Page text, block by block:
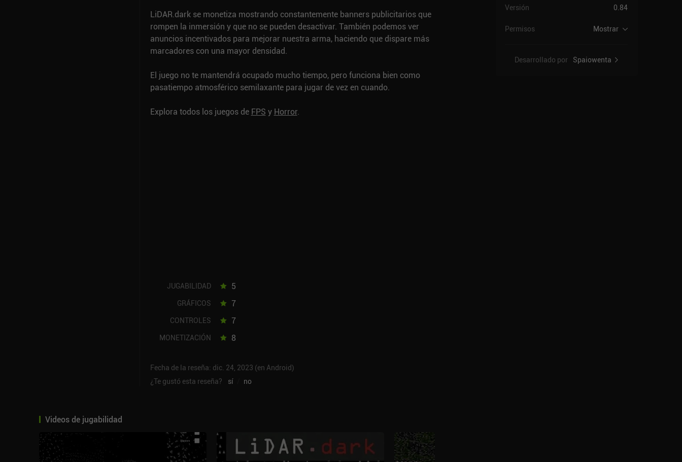
LiDAR.dark se monetiza mostrando constantemente banners publicitarios que
rompen la inmersión y que no se pueden desactivar. También podemos ver
anuncios incentivados para mejorar nuestra arma, haciendo que dispare más
marcadores con una mayor densidad.
El juego no te mantendrá ocupado mucho tiempo, pero funciona bien como
pasatiempo atmosférico semilaxante para jugar de vez en cuando.
Explora todos los juegos de FPS y Horror.
JUGABILIDAD 5
GRÁFICOS 7
CONTROLES 7
MONETIZACIÓN 8
Fecha de la reseña: dic. 24, 2023 (en Android)
¿Te gustó esta reseña?
sí no
Videos de jugabilidad
Versión 0.84
Permisos Mostrar
Desarrollado por Spaiowenta